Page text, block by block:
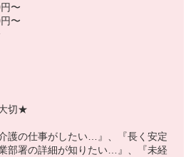
〜
〜
切★
護の仕事がしたい…』、『長く安定
部署の詳細が知りたい…』、『未経